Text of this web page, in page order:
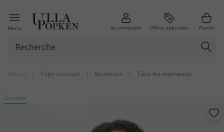
Menu Se connecter Offres spéciales Panier
| Page d’accueil | Manteaux | Tous les manteaux
Durable